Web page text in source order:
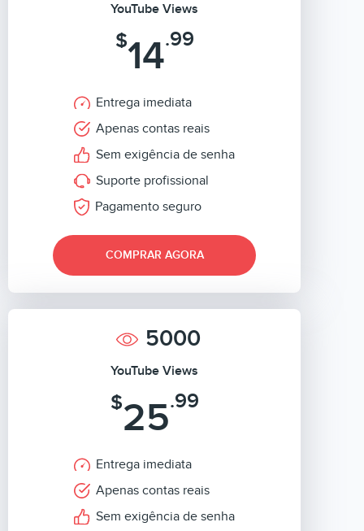
YouTube Views
$14.99
Entrega imediata
Apenas contas reais
Sem exigência de senha
Suporte profissional
Pagamento seguro
COMPRAR AGORA
5000
YouTube Views
$25.99
Entrega imediata
Apenas contas reais
Sem exigência de senha